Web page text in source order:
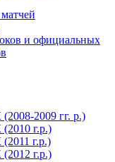
и официальных
2009 гг. р.)
г.р.)
г.р.)
г.р.)